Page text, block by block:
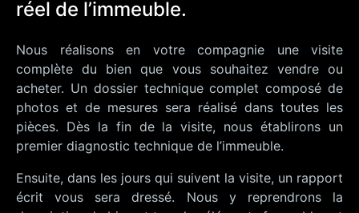
réel de l’immeuble.
Nous réalisons en votre compagnie une visite
complète du bien que vous souhaitez vendre ou
acheter. Un dossier technique complet composé de
photos et de mesures sera réalisé dans toutes les
pièces. Dès la fin de la visite, nous établirons un
premier diagnostic technique de l’immeuble.
Ensuite, dans les jours qui suivent la visite, un rapport
écrit vous sera dressé. Nous y reprendrons la